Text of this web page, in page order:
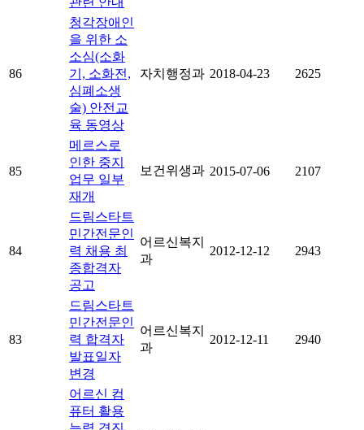
86
청각장애인
을 위한 소
소심(소화
기, 소화전,
심폐소생
술) 안전교
육 동영상
자치행정과 2018-04-23 2625
85
메르스로
인한 중지
업무 일부
재개
보건위생과 2015-07-06 2107
84
드림스타트
민간전문인
력 채용 최
종합격자
공고
어르신복지
과
2012-12-12 2943
83
드림스타트
민간전문인
력 합격자
발표일자
변경
어르신복지
과
2012-12-11 2940
어르신 컴
퓨터 활용